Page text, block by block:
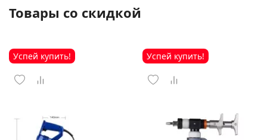
Товары со скидкой
Успей купить! Успей купить!